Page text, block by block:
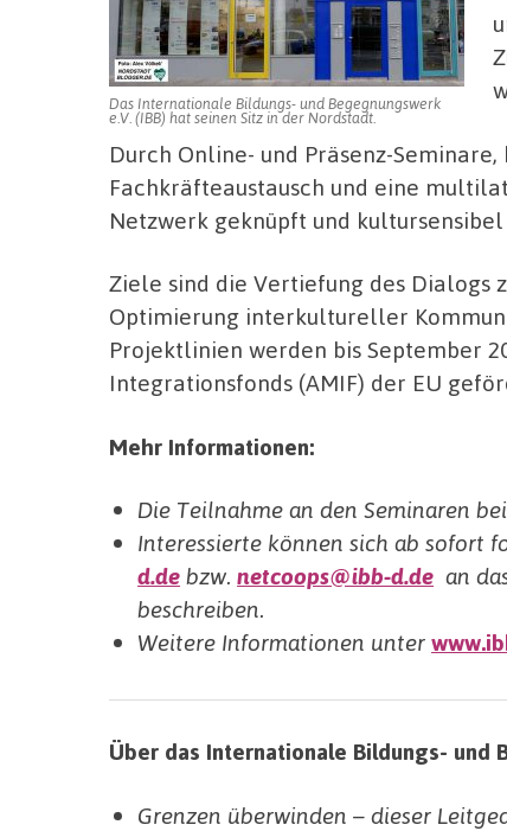
Das Internationale Bildungs- und Begegnungswerk
e.V. (IBB) hat seinen Sitz in der Nordstadt.
Durch Online- und Präsenz-
Fachkräfteaustausch und eine
Netzwerk geknüpft und
Ziele sind die Vertiefung des Dialogs
Optimierung interkultureller
Projektlinien werden bis September
Integrationsfonds (AMIF) der EU
Mehr Informationen:
Die Teilnahme an den Seminaren
Interessierte können sich ab sofort
d.de bzw.netcoops@ibb-d.de an
beschreiben.
Weitere Informationen unter
Über das Internationale Bildungs- und
Grenzen überwinden – dieser